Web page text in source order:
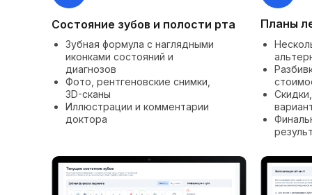
Зубная формула с наглядными
иконками состояний и
диагнозов
Фото, рентгеновские снимки,
3D-сканы
Иллюстрации и комментарии
доктора
Состояние зубов и полости рта Планы